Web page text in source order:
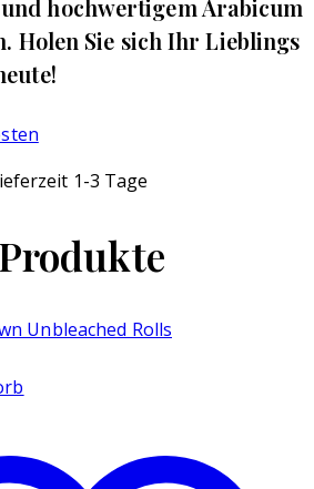
hochwertigem Arabicum
Holen Sie sich Ihr Lieblings
1-3 Tage